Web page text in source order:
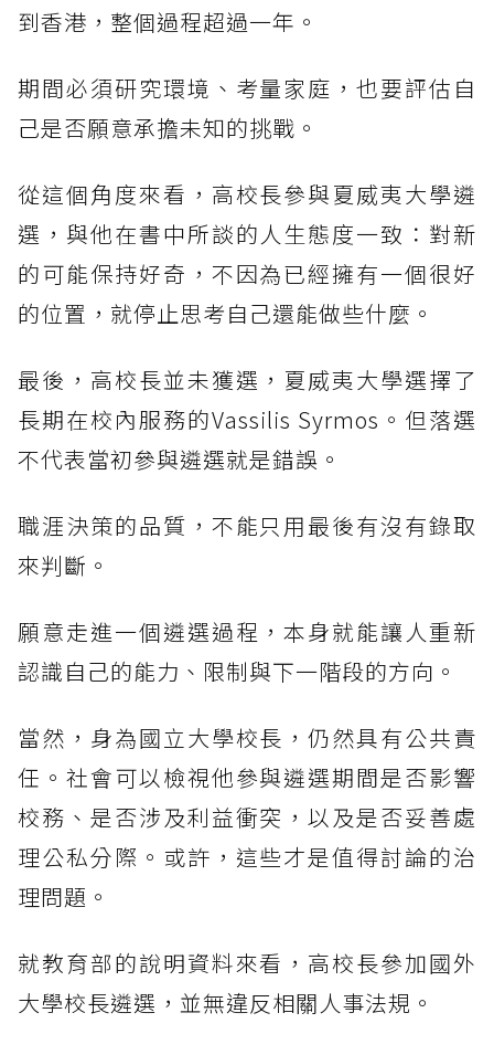
到香港，整個過程超過一年。
期間必須研究環境、考量家庭，也要評估自
己是否願意承擔未知的挑戰。
從這個角度來看，高校長參與夏威夷大學遴
選，與他在書中所談的人生態度一致：對新
的可能保持好奇，不因為已經擁有一個很好
的位置，就停止思考自己還能做些什麼。
最後，高校長並未獲選，夏威夷大學選擇了
長期在校內服務的Vassilis Syrmos。但落選
不代表當初參與遴選就是錯誤。
職涯決策的品質，不能只用最後有沒有錄取
來判斷。
願意走進一個遴選過程，本身就能讓人重新
認識自己的能力、限制與下一階段的方向。
當然，身為國立大學校長，仍然具有公共責
任。社會可以檢視他參與遴選期間是否影響
校務、是否涉及利益衝突，以及是否妥善處
理公私分際。或許，這些才是值得討論的治
理問題。
就教育部的說明資料來看，高校長參加國外
大學校長遴選，並無違反相關人事法規。